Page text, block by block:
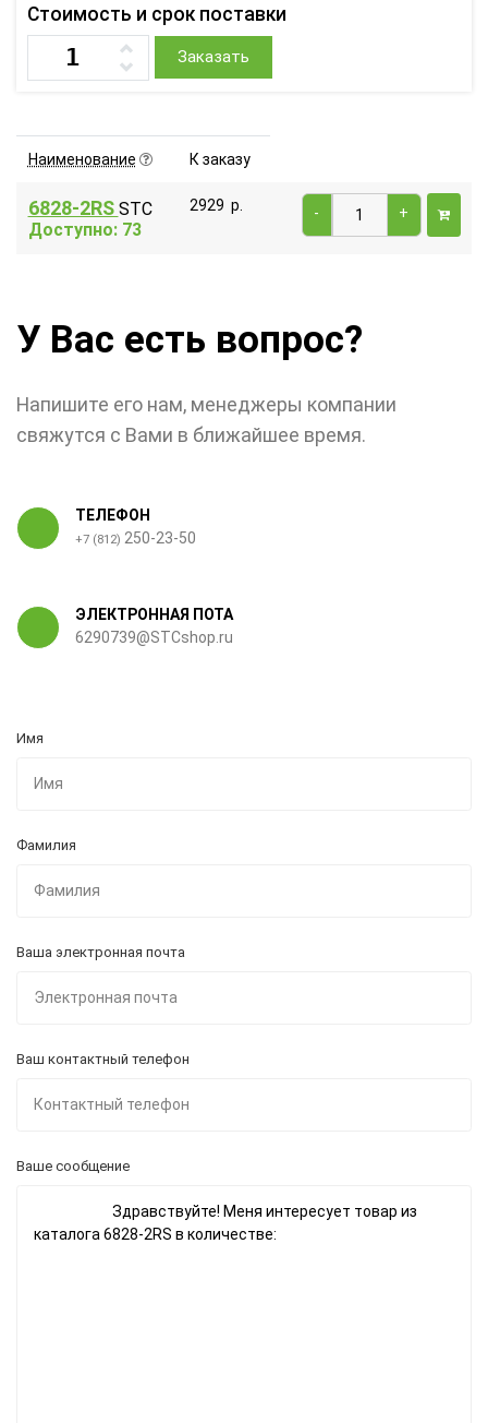
Стоимость и срок поставки
Заказать
Наименование К заказу
6828-2RS STC
Доступно: 73
2929 р. - +
У Вас есть вопрос?
Напишите его нам, менеджеры компании
свяжутся с Вами в ближайшее время.
ТЕЛЕФОН
+7 (812) 250-23-50
ЭЛЕКТРОННАЯ ПОТА
6290739@STCshop.ru
Имя
Фамилия
Ваша электронная почта
Ваш контактный телефон
Ваше сообщение